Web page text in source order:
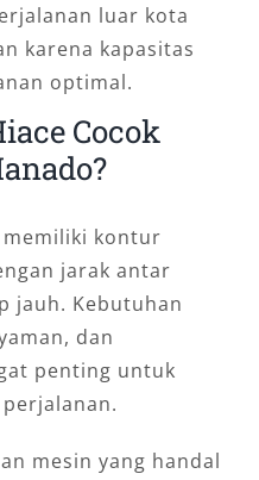
luar kota
karena kapasitas
optimal.
Cocok
kontur
jarak antar
jauh. Kebutuhan
dan
penting untuk
mesin yang handal